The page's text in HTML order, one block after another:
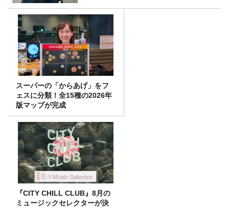
スーパーの「からあげ」をフ
ェスに分類！全15種の2026年
版マップが完成
『CITY CHILL CLUB』8月の
ミュージックセレクターが決